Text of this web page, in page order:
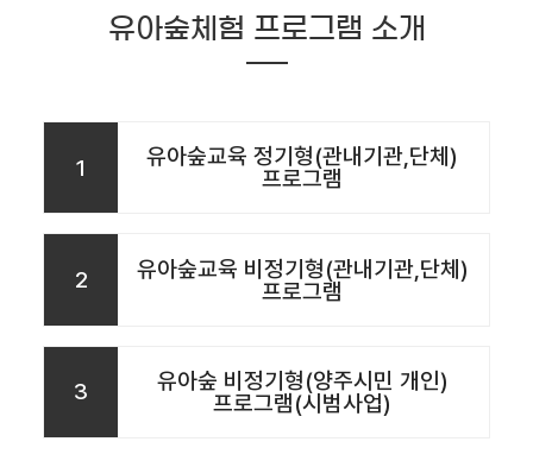
유아숲체험 프로그램 소개
1
유아숲교육 정기형(관내기관,단체)
프로그램
2
유아숲교육 비정기형(관내기관,단체)
프로그램
3
유아숲 비정기형(양주시민 개인)
프로그램(시범사업)